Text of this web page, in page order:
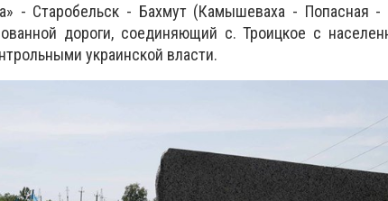
- Старобельск - Бахмут (Камышеваха - Попасная
дороги, соединяющий с.Троицкое с
украинской власти.